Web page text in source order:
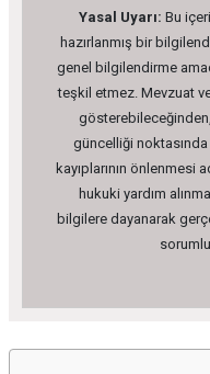
Yasal Uyarı: Bu
hazırlanmış bir
genel bilgilendirme
teşkil etmez. Mevzuat
güncelliği
kayıplarının önlenmesi
hukuki yardım
bilgilere dayanarak